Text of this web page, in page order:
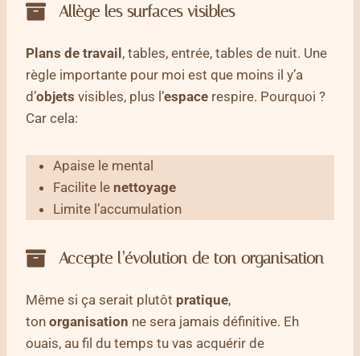
Allège les surfaces visibles
Plans de travail , tables, entrée, tables de nuit. Une
règle importante pour moi est que moins il y’a
d’objets visibles, plus l’espace respire. Pourquoi ?
Car cela:
Apaise le mental
Facilite le nettoyage
Limite l’accumulation
Accepte l’évolution de ton organisation
Même si ça serait plutôt pratique,
ton organisation ne sera jamais définitive. Eh
ouais, au fil du temps tu vas acquérir de